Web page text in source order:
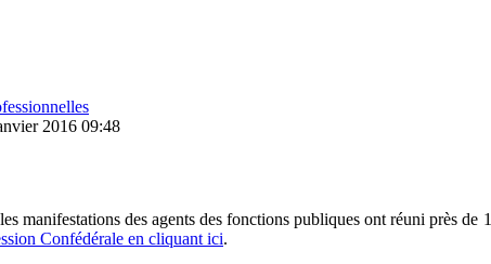
2016 09:48
manifestations des agents des fonctions publiques ont réuni près
Confédérale en cliquant ici.